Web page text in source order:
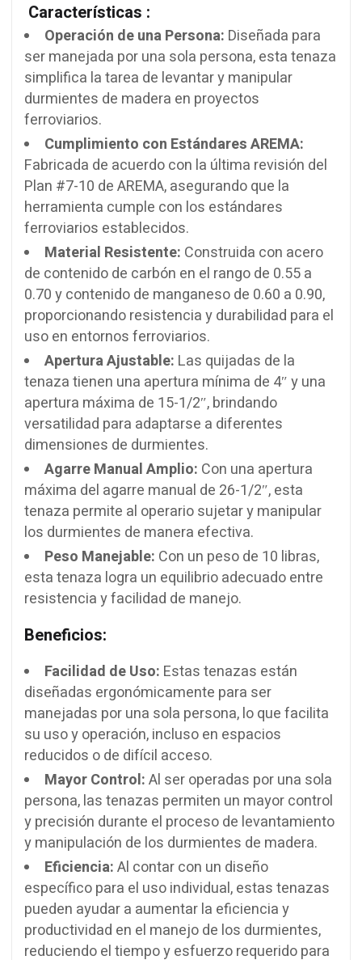
Características :
Operación de una Persona: Diseñada para
ser manejada por una sola persona, esta tenaza
simplifica la tarea de levantar y manipular
durmientes de madera en proyectos
ferroviarios.
Cumplimiento con Estándares AREMA:
Fabricada de acuerdo con la última revisión del
Plan #7-10 de AREMA, asegurando que la
herramienta cumple con los estándares
ferroviarios establecidos.
Material Resistente: Construida con acero
de contenido de carbón en el rango de 0.55 a
0.70 y contenido de manganeso de 0.60 a 0.90,
proporcionando resistencia y durabilidad para el
uso en entornos ferroviarios.
Apertura Ajustable: Las quijadas de la
tenaza tienen una apertura mínima de 4″ y una
apertura máxima de 15-1/2″, brindando
versatilidad para adaptarse a diferentes
dimensiones de durmientes.
Agarre Manual Amplio: Con una apertura
máxima del agarre manual de 26-1/2″, esta
tenaza permite al operario sujetar y manipular
los durmientes de manera efectiva.
Peso Manejable: Con un peso de 10 libras,
esta tenaza logra un equilibrio adecuado entre
resistencia y facilidad de manejo.
Beneficios:
Facilidad de Uso: Estas tenazas están
diseñadas ergonómicamente para ser
manejadas por una sola persona, lo que facilita
su uso y operación, incluso en espacios
reducidos o de difícil acceso.
Mayor Control:Al ser operadas por una sola
persona, las tenazas permiten un mayor control
y precisión durante el proceso de levantamiento
y manipulación de los durmientes de madera.
Eficiencia:Al contar con un diseño
específico para el uso individual, estas tenazas
pueden ayudar a aumentar la eficiencia y
productividad en el manejo de los durmientes,
reduciendo el tiempo y esfuerzo requerido para